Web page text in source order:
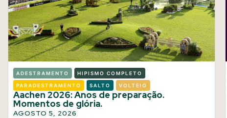
ADESTRAMENTO HIPISMO COMPLETO
PARADESTRAMENTO SALTO VOLTEIO
Aachen 2026: Anos de preparação.
Momentos de glória.
AGOSTO 5, 2026